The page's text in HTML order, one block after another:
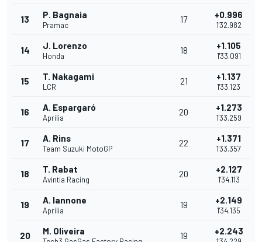
13 P. Bagnaia
Pramac
17 +0.996
1'32.982
14 J. Lorenzo
Honda
18 +1.105
1'33.091
15 T. Nakagami
LCR
21 +1.137
1'33.123
16 A. Espargaró
Aprilia
20 +1.273
1'33.259
17 A. Rins
Team Suzuki MotoGP
22 +1.371
1'33.357
18 T. Rabat
Avintia Racing
20 +2.127
1'34.113
19 A. Iannone
Aprilia
19 +2.149
1'34.135
20 M. Oliveira 19 +2.243